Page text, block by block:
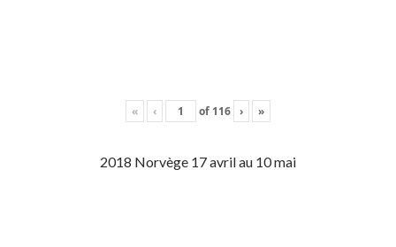
« ‹ of 116 › »
2018 Norvège 17 avril au 10 mai